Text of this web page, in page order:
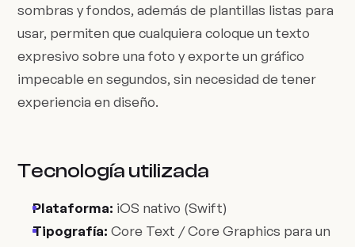
sombras y fondos, además de plantillas listas para
usar, permiten que cualquiera coloque un texto
expresivo sobre una foto y exporte un gráfico
impecable en segundos, sin necesidad de tener
experiencia en diseño.
Tecnología utilizada
Plataforma: iOS nativo (Swift)
Tipografía: Core Text / Core Graphics para un